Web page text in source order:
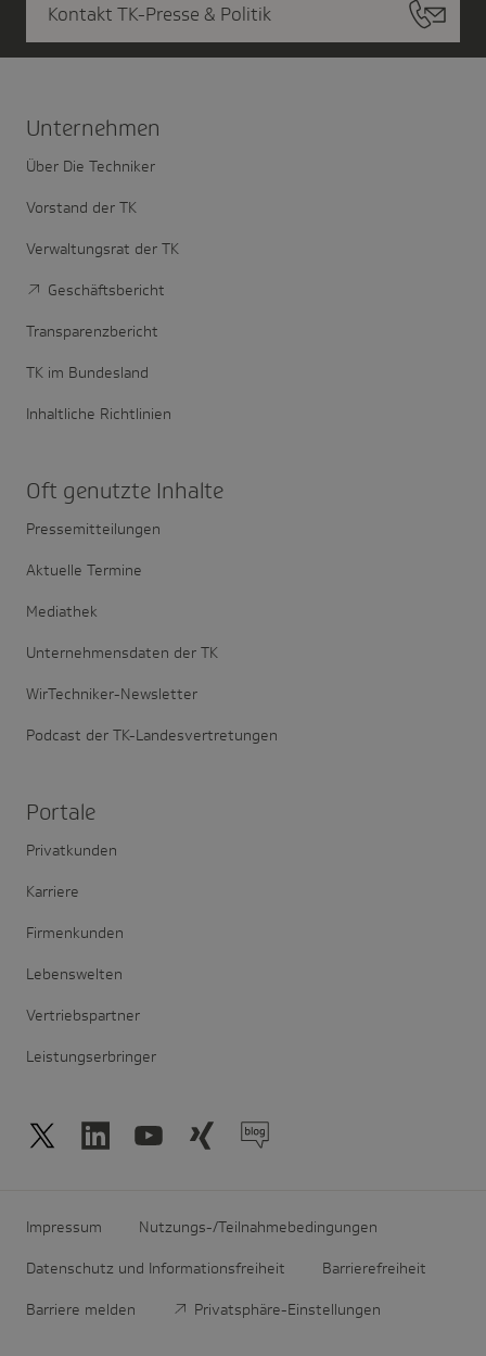
Kontakt TK-Presse & Politik
Unter­nehmen
Über Die Techniker
Vorstand der TK
Verwaltungsrat der TK
Geschäftsbericht
Transparenzbericht
TK im Bundesland
Inhaltliche Richtlinien
Oft genutzte Inhalte
Pressemitteilungen
Aktuelle Termine
Mediathek
Unternehmensdaten der TK
WirTechniker-Newsletter
Podcast der TK-Landesvertretungen
Portale
Privatkunden
Karriere
Firmenkunden
Lebenswelten
Vertriebspartner
Leistungserbringer
Impressum Nutzungs-/Teilnahmebedingungen
Datenschutz und Informationsfreiheit Barrierefreiheit
Barriere melden Privatsphäre-Einstellungen